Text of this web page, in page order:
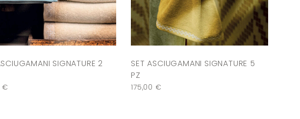
SIGNATURE 2
€
SET ASCIUGAMANI SIGNATURE 5
PZ
175,00 €